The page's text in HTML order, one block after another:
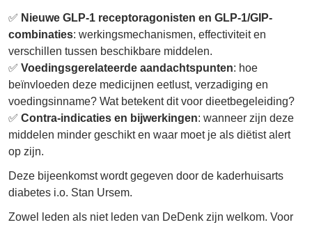
✅ Nieuwe GLP-1 receptoragonisten en GLP-1/GIP-
combinaties: werkingsmechanismen, effectiviteit en
verschillen tussen beschikbare middelen.
✅ Voedingsgerelateerde aandachtspunten: hoe
beïnvloeden deze medicijnen eetlust, verzadiging en
voedingsinname? Wat betekent dit voor dieetbegeleiding?
✅ Contra-indicaties en bijwerkingen: wanneer zijn deze
middelen minder geschikt en waar moet je als diëtist alert
op zijn.
Deze bijeenkomst wordt gegeven door de kaderhuisarts
diabetes i.o. Stan Ursem.
Zowel leden als niet leden van DeDenk zijn welkom. Voor